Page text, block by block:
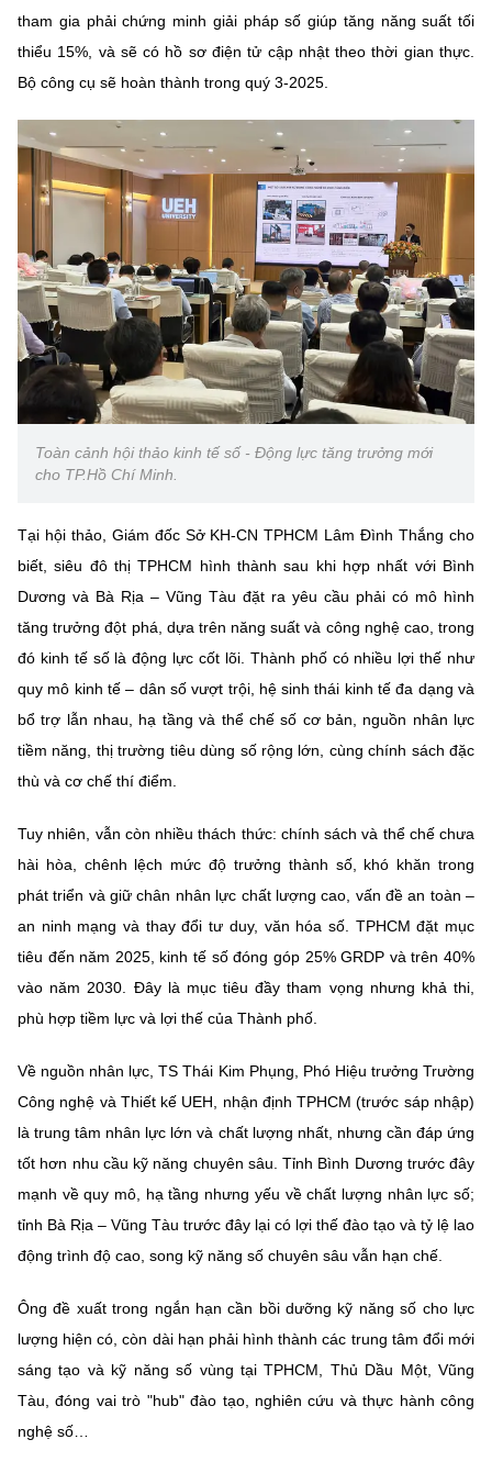
Cơ quan chủ quản: Bộ Khoa học và Công nghệ (MST)
Chịu trách nhiệm nội dung: Nguyễn Thị Hải Hằng
Địa chỉ: Ban Biên tập Cổng TTĐT - 18 Nguyễn Du, TP. Hà Nội
Điện thoại: 024 3936 9506
Email:stc@mst.gov.vn
©2026 Bản quyền thuộc Bộ Khoa Học và Công Nghệ
(Ghi rõ nguồn "https://mst.gov.vn" khi phát hành lại thông tin từ
website này)
tham gia phải chứng minh giải pháp số giúp tăng năng suất tối
thiểu 15%, và sẽ có hồ sơ điện tử cập nhật theo thời gian thực.
Bộ công cụ sẽ hoàn thành trong quý 3-2025.
Toàn cảnh hội thảo kinh tế số - Động lực tăng trưởng mới
cho TP.Hồ Chí Minh.
Tại hội thảo, Giám đốc Sở KH-CN TPHCM Lâm Đình Thắng cho
biết, siêu đô thị TPHCM hình thành sau khi hợp nhất với Bình
Dương và Bà Rịa – Vũng Tàu đặt ra yêu cầu phải có mô hình
tăng trưởng đột phá, dựa trên năng suất và công nghệ cao, trong
đó kinh tế số là động lực cốt lõi. Thành phố có nhiều lợi thế như
quy mô kinh tế – dân số vượt trội, hệ sinh thái kinh tế đa dạng và
bổ trợ lẫn nhau, hạ tầng và thể chế số cơ bản, nguồn nhân lực
tiềm năng, thị trường tiêu dùng số rộng lớn, cùng chính sách đặc
thù và cơ chế thí điểm.
Tuy nhiên, vẫn còn nhiều thách thức: chính sách và thể chế chưa
hài hòa, chênh lệch mức độ trưởng thành số, khó khăn trong
phát triển và giữ chân nhân lực chất lượng cao, vấn đề an toàn –
an ninh mạng và thay đổi tư duy, văn hóa số. TPHCM đặt mục
tiêu đến năm 2025, kinh tế số đóng góp 25% GRDP và trên 40%
vào năm 2030. Đây là mục tiêu đầy tham vọng nhưng khả thi,
phù hợp tiềm lực và lợi thế của Thành phố.
Về nguồn nhân lực, TS Thái Kim Phụng, Phó Hiệu trưởng Trường
Công nghệ và Thiết kế UEH, nhận định TPHCM (trước sáp nhập)
là trung tâm nhân lực lớn và chất lượng nhất, nhưng cần đáp ứng
tốt hơn nhu cầu kỹ năng chuyên sâu. Tỉnh Bình Dương trước đây
mạnh về quy mô, hạ tầng nhưng yếu về chất lượng nhân lực số;
tỉnh Bà Rịa – Vũng Tàu trước đây lại có lợi thế đào tạo và tỷ lệ lao
động trình độ cao, song kỹ năng số chuyên sâu vẫn hạn chế.
Ông đề xuất trong ngắn hạn cần bồi dưỡng kỹ năng số cho lực
lượng hiện có, còn dài hạn phải hình thành các trung tâm đổi mới
sáng tạo và kỹ năng số vùng tại TPHCM, Thủ Dầu Một, Vũng
Tàu, đóng vai trò "hub" đào tạo, nghiên cứu và thực hành công
nghệ số…